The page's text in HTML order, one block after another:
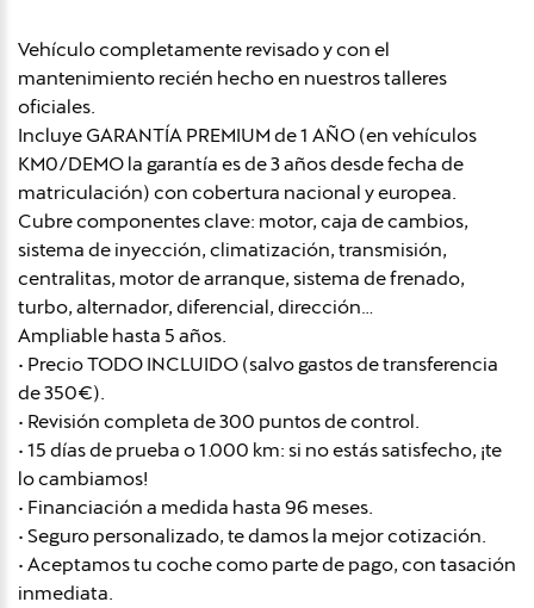
Vehículo completamente revisado y con el
mantenimiento recién hecho en nuestros talleres
oficiales.
Incluye GARANTÍA PREMIUM de 1 AÑO (en vehículos
KM0/DEMO la garantía es de 3 años desde fecha de
matriculación) con cobertura nacional y europea.
Cubre componentes clave: motor, caja de cambios,
sistema de inyección, climatización, transmisión,
centralitas, motor de arranque, sistema de frenado,
turbo, alternador, diferencial, dirección…
Ampliable hasta 5 años.
• Precio TODO INCLUIDO (salvo gastos de transferencia
de 350€).
• Revisión completa de 300 puntos de control.
• 15 días de prueba o 1.000 km: si no estás satisfecho, ¡te
lo cambiamos!
• Financiación a medida hasta 96 meses.
• Seguro personalizado, te damos la mejor cotización.
• Aceptamos tu coche como parte de pago, con tasación
inmediata.